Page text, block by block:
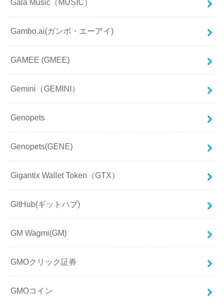
Gala Music（MUSIC）
Gambo.ai(ガンボ・エーアイ)
GAMEE (GMEE)
Gemini（GEMINI）
Genopets
Genopets(GENE)
Gigantix Wallet Token（GTX）
GitHub(ギットハブ)
GM Wagmi(GM)
GMOクリック証券
GMOコイン